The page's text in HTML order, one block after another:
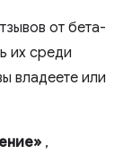
от бета-
их среди
владеете или
,